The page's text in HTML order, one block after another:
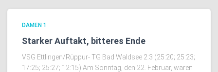
DAMEN 1
Starker Auftakt, bitteres Ende
VSG Ettlingen/Rüppur- TG Bad Waldsee 2:3 (25:20; 25:23;
17:25; 25:27; 12:15) Am Sonntag, den 22. Februar, waren